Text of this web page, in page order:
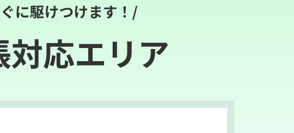
に駆けつけます！/
対応エリア